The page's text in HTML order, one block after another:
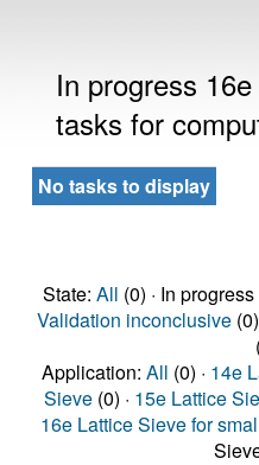
In progress
tasks for
No tasks to display
State: All (0) · In progress
Validation inconclusive(0)
Application: All (0) · 14e
Sieve (0) · 15e Lattice
16e Lattice Sieve for